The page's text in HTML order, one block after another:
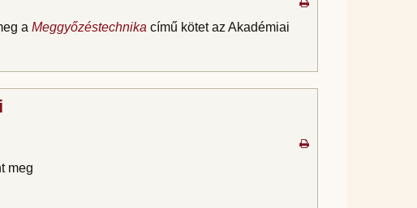
a Meggyőzéstechnika című kötet az Akadémiai
meg